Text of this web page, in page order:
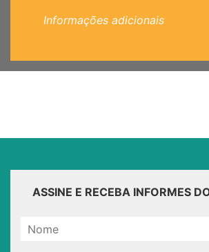
Informações adicionais
ASSINE E RECEBA INFORMES